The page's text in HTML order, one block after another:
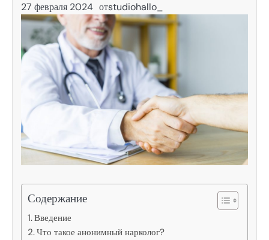
27 февраля 2024 отstudiohallo_
Содержание
Введение
Что такое анонимный нарколог?